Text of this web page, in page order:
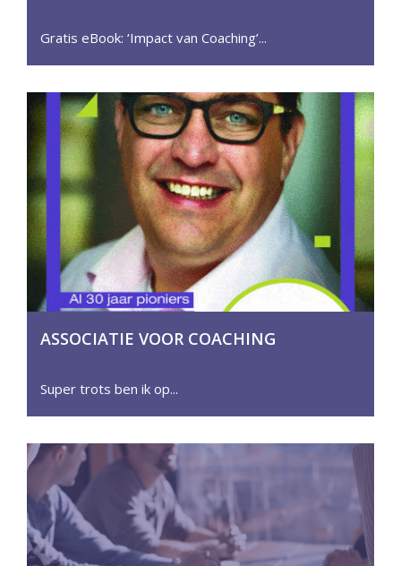
Gratis eBook: ‘Impact van Coaching’
ASSOCIATIE VOOR COACHING
Super trots ben ik op